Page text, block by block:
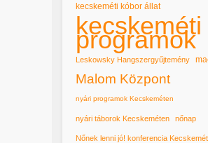
kecskeméti kóbor állat
kecskeméti
programok
Leskowsky Hangszergyűjtemény
Malom Központ
nyári programok Kecskeméten
nyári táborok Kecskeméten nőnap
Nőnek lenni jó! konferencia Kecskemét